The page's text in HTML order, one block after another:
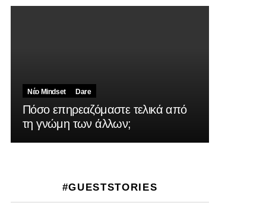
Νέο Mindset Dare
Πόσο επηρεαζόμαστε τελικά από
τη γνώμη των άλλων;
#GUESTSTORIES